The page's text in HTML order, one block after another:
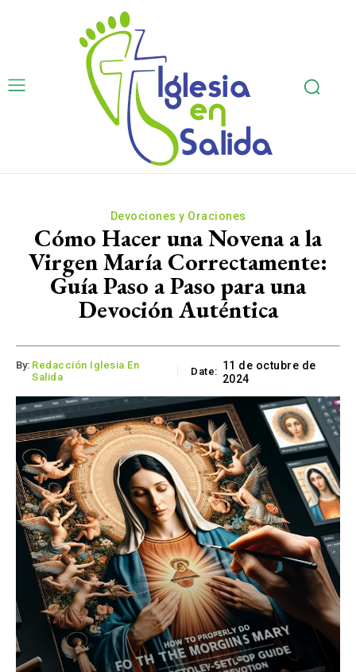
Devociones y Oraciones
Cómo Hacer una Novena a la
Virgen María Correctamente:
Guía Paso a Paso para una
Devoción Auténtica
By: Redacción Iglesia En
Salida
Date: 11 de octubre de
2024